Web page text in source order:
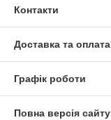
Контакти
Доставка та оплата
Графік роботи
Повна версія сайту